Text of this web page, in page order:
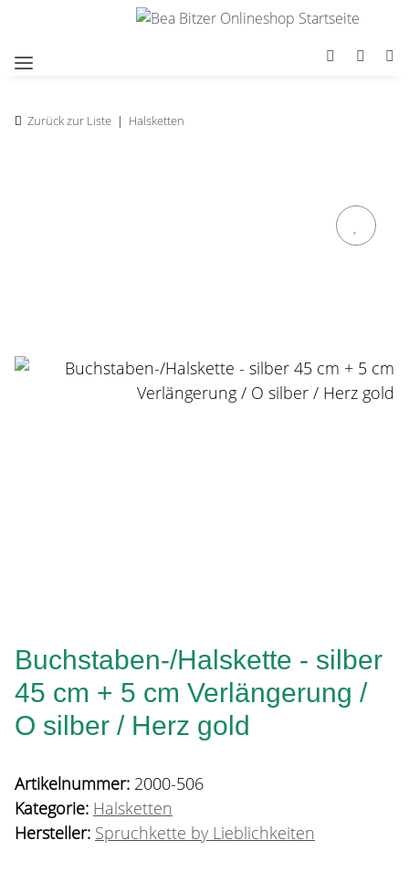
Zurück zur Liste Halsketten
Buchstaben-/Halskette - silber
45 cm + 5 cm Verlängerung /
O silber / Herz gold
Artikelnummer: 2000-506
Kategorie: Halsketten
Hersteller: Spruchkette by Lieblichkeiten